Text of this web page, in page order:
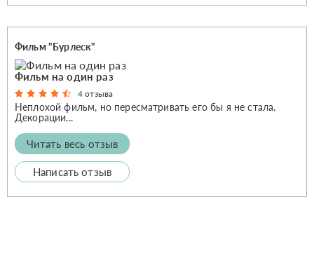
Фильм "Бурлеск"
Фильм на один раз
4 отзыва
Неплохой фильм, но пересматривать его бы я не стала.
Декорации...
Читать весь отзыв
Написать отзыв